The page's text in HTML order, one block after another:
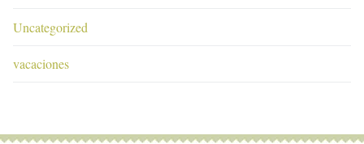
Uncategorized
vacaciones